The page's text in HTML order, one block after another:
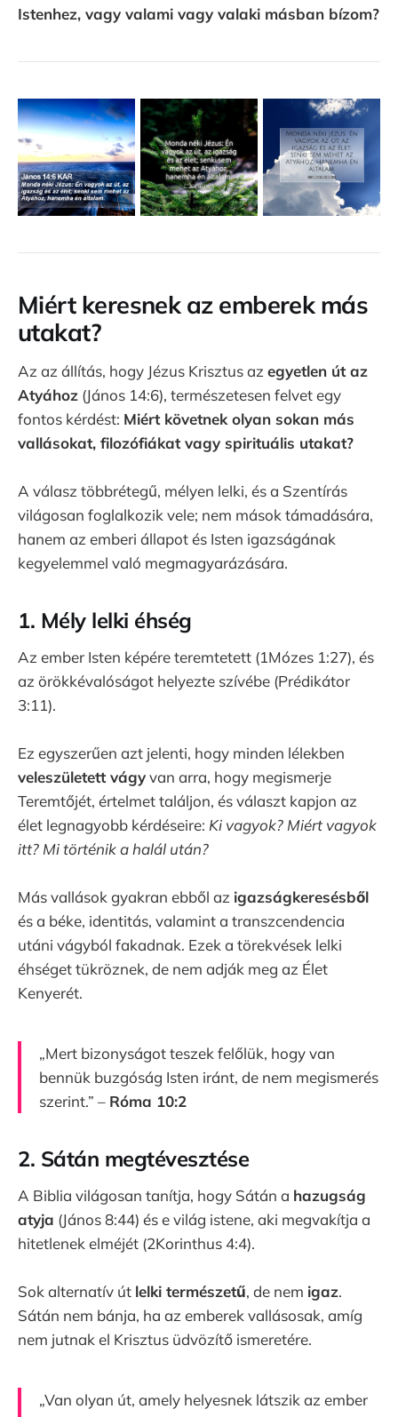
Istenhez, vagy valami vagy valaki másban bízom?
Miért keresnek az emberek más
utakat?
Az az állítás, hogy Jézus Krisztus az egyetlen út az
Atyához (János 14:6), természetesen felvet egy
fontos kérdést: Miért követnek olyan sokan más
vallásokat, filozófiákat vagy spirituális utakat?
A válasz többrétegű, mélyen lelki, és a Szentírás
világosan foglalkozik vele; nem mások támadására,
hanem az emberi állapot és Isten igazságának
kegyelemmel való megmagyarázására.
1. Mély lelki éhség
Az ember Isten képére teremtetett (1Mózes 1:27), és
az örökkévalóságot helyezte szívébe (Prédikátor
3:11).
Ez egyszerűen azt jelenti, hogy minden lélekben
veleszületett vágyvan arra, hogy megismerje
Teremtőjét, értelmet találjon, és választ kapjon az
élet legnagyobb kérdéseire: Ki vagyok? Miért vagyok
itt? Mi történik a halál után?
Más vallások gyakran ebből az igazságkeresésből
és a béke, identitás, valamint a transzcendencia
utáni vágyból fakadnak. Ezek a törekvések lelki
éhséget tükröznek, de nem adják meg az Élet
Kenyerét.
„Mert bizonyságot teszek felőlük, hogy van
bennük buzgóság Isten iránt, de nem megismerés
szerint.” – Róma 10:2
2. Sátán megtévesztése
A Biblia világosan tanítja, hogy Sátán a hazugság
atyja (János 8:44) és e világ istene, aki megvakítja a
hitetlenek elméjét (2Korinthus 4:4).
Sok alternatív út lelki természetű, de nem igaz.
Sátán nem bánja, ha az emberek vallásosak, amíg
nem jutnak el Krisztus üdvözítő ismeretére.
„Van olyan út, amely helyesnek látszik az ember